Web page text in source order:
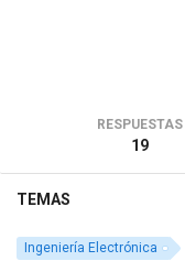
RESPUESTAS
19
TEMAS
Ingeniería Electrónica